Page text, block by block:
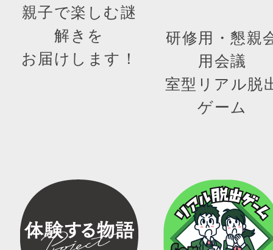
親子で楽しむ謎
解きを
お届けします！
研修用・懇親
用会議
室型リアル脱
ゲーム